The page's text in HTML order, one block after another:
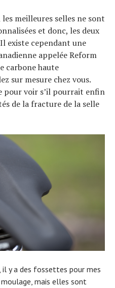
meilleures selles ne sont
et donc, les deux
existe cependant une
appelée Reform
carbone haute
sur mesure chez vous.
pour voir s’il pourrait enfin
de la fracture de la selle
y a des fossettes pour mes
mais elles sont